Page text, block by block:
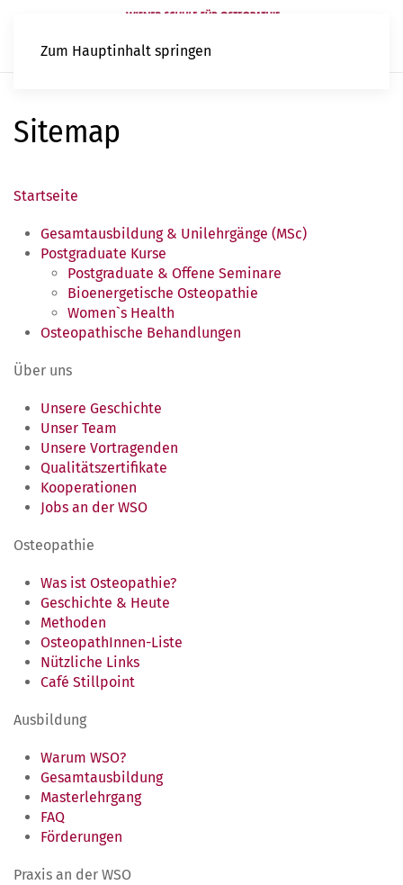
Zum Hauptinhalt springen
Sitemap
Startseite
Gesamtausbildung & Unilehrgänge (MSc)
Postgraduate Kurse
Postgraduate & Offene Seminare
Bioenergetische Osteopathie
Women`s Health
Osteopathische Behandlungen
Über uns
Unsere Geschichte
Unser Team
Unsere Vortragenden
Qualitätszertifikate
Kooperationen
Jobs an der WSO
Osteopathie
Was ist Osteopathie?
Geschichte & Heute
Methoden
OsteopathInnen-Liste
Nützliche Links
Café Stillpoint
Ausbildung
Warum WSO?
Gesamtausbildung
Masterlehrgang
FAQ
Förderungen
Praxis an der WSO